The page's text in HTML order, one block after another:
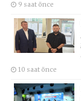
9 saat önce
10 saat önce